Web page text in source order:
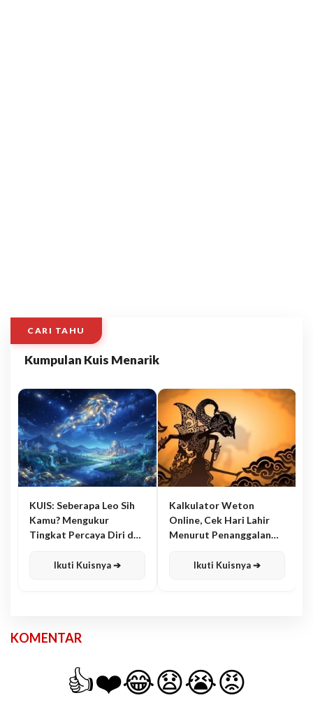
CARI TAHU
Kumpulan Kuis Menarik
KUIS: Seberapa Leo Sih
Kamu? Mengukur
Tingkat Percaya Diri dan
Ikuti Kuisnya ➔
Kalkulator Weton
Online, Cek Hari Lahir
Menurut Penanggalan
Ikuti Kuisnya ➔
KOMENTAR
👍❤️😂😧😭😡